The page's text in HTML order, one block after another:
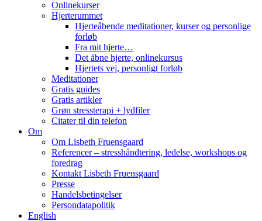
Onlinekurser
Hjerterummet
Hjerteåbende meditationer, kurser og personlige
forløb
Fra mit hjerte…
Det åbne hjerte, onlinekursus
Hjertets vej, personligt forløb
Meditationer
Gratis guides
Gratis artikler
Grøn stressterapi + lydfiler
Citater til din telefon
Om
Om Lisbeth Fruensgaard
Referencer – stresshåndtering, ledelse, workshops og
foredrag
Kontakt Lisbeth Fruensgaard
Presse
Handelsbetingelser
Persondatapolitik
English